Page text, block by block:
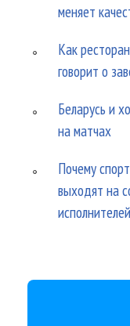
меняет
Как
говорит о
Беларусь и
на матчах
Почему
выходят на
исполнителей